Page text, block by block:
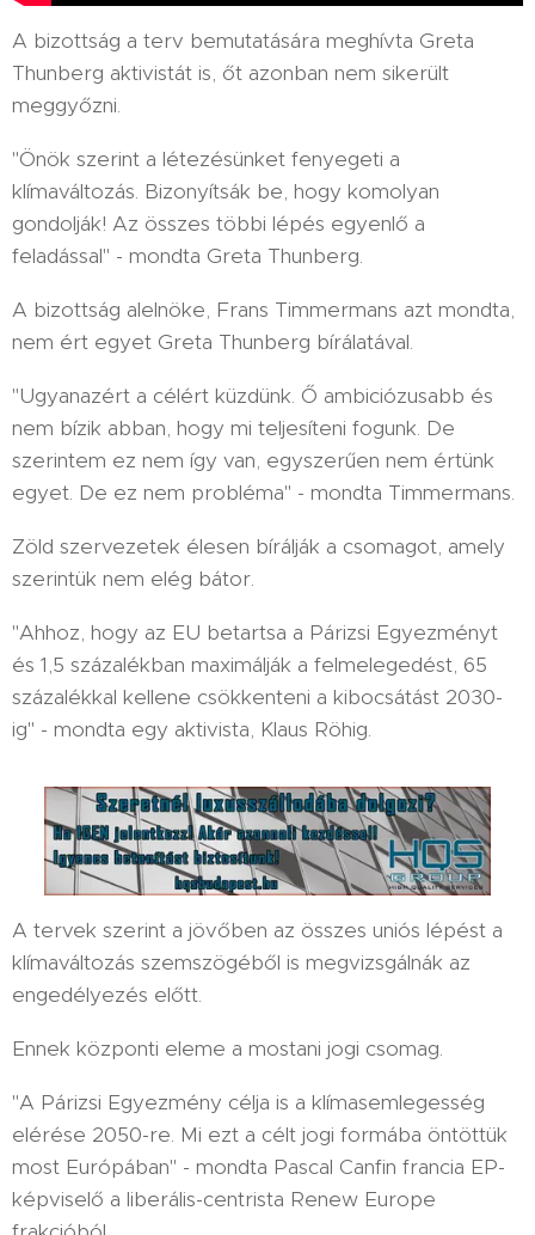
A bizottság a terv bemutatására meghívta Greta
Thunberg aktivistát is, őt azonban nem sikerült
meggyőzni.
"Önök szerint a létezésünket fenyegeti a
klímaváltozás. Bizonyítsák be, hogy komolyan
gondolják! Az összes többi lépés egyenlő a
feladással" - mondta Greta Thunberg.
A bizottság alelnöke, Frans Timmermans azt mondta,
nem ért egyet Greta Thunberg bírálatával.
"Ugyanazért a célért küzdünk. Ő ambiciózusabb és
nem bízik abban, hogy mi teljesíteni fogunk. De
szerintem ez nem így van, egyszerűen nem értünk
egyet. De ez nem probléma" - mondta Timmermans.
Zöld szervezetek élesen bírálják a csomagot, amely
szerintük nem elég bátor.
"Ahhoz, hogy az EU betartsa a Párizsi Egyezményt
és 1,5 százalékban maximálják a felmelegedést, 65
százalékkal kellene csökkenteni a kibocsátást 2030-
ig" - mondta egy aktivista, Klaus Röhig.
A tervek szerint a jövőben az összes uniós lépést a
klímaváltozás szemszögéből is megvizsgálnák az
engedélyezés előtt.
Ennek központi eleme a mostani jogi csomag.
"A Párizsi Egyezmény célja is a klímasemlegesség
elérése 2050-re. Mi ezt a célt jogi formába öntöttük
most Európában" - mondta Pascal Canfin francia EP-
képviselő a liberális-centrista Renew Europe